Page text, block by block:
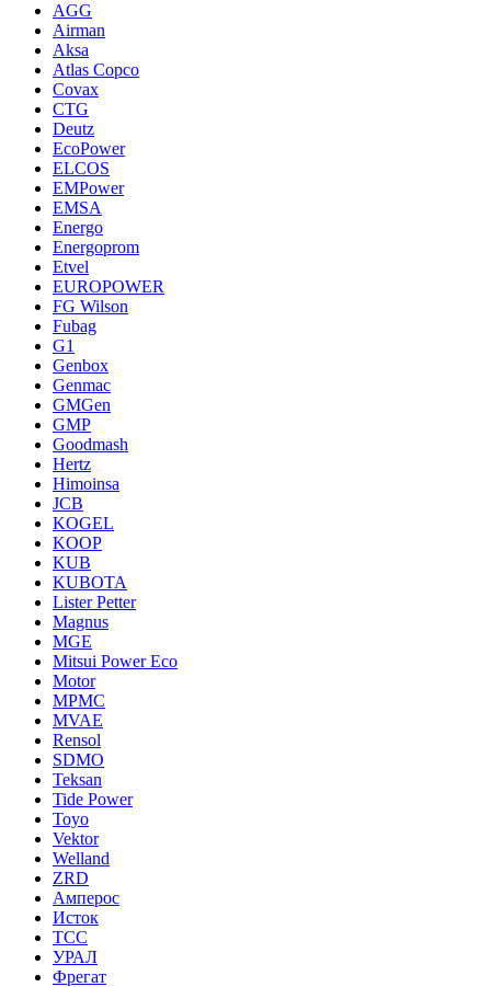
AGG
Airman
Aksa
Atlas Copco
Covax
CTG
Deutz
EcoPower
ELCOS
EMPower
EMSA
Energo
Energoprom
Etvel
EUROPOWER
FG Wilson
Fubag
G1
Genbox
Genmac
GMGen
GMP
Goodmash
Hertz
Himoinsa
JCB
KOGEL
KOOP
KUB
KUBOTA
Lister Petter
Magnus
MGE
Mitsui Power Eco
Motor
MPMC
MVAE
Rensol
SDMO
Teksan
Tide Power
Toyo
Vektor
Welland
ZRD
Амперос
Исток
ТСС
УРАЛ
Фрегат